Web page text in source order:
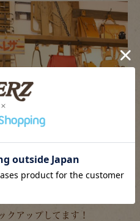
クアップしてます！